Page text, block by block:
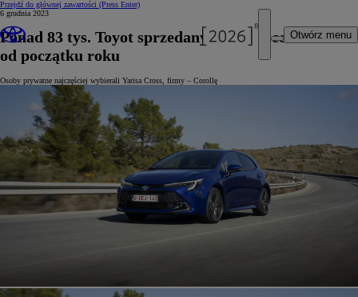
Przejdź do głównej zawartości (Press Enter)
Otwórz menu
6 grudnia 2023
Ponad 83 tys. Toyot sprzedanych w Polsce
od początku roku
Osoby prywatne najczęściej wybierali Yarisa Cross, firmy – Corollę